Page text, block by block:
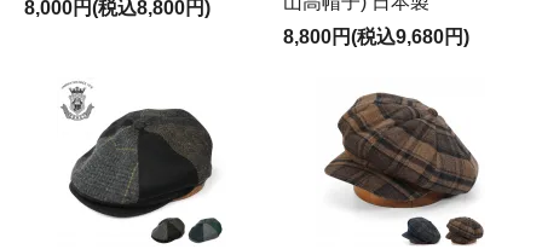
8,000円(税込8,800円)
8,800円(税込9,680円)